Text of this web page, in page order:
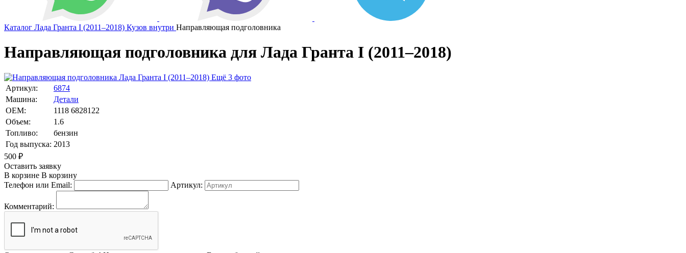
Каталог Лада Гранта I (2011–2018) Кузов внутри Направляющая подголовника
Направляющая подголовника для Лада Гранта I (2011–2018)
Ещё 3 фото
Артикул:
6874
Машина:
Детали
OEM:
1118 6828122
Объем:
1.6
Топливо:
бензин
Год выпуска: 2013
500 ₽
Оставить заявку
В корзине В корзину
Телефон или Email:
Артикул:
Комментарий: